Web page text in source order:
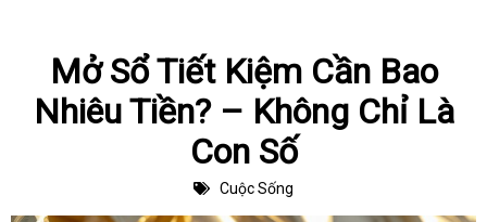
Mở Sổ Tiết Kiệm Cần Bao
Nhiêu Tiền? – Không Chỉ Là
Con Số
Cuộc Sống